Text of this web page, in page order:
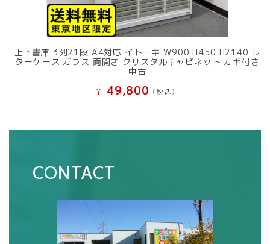
上下書庫 3列21段 A4対応 イトーキ W900 H450 H2140 レ
ターケース ガラス 両開き クリスタルキャビネット カギ付き
中古
¥ 49,800 (税込）
CONTACT